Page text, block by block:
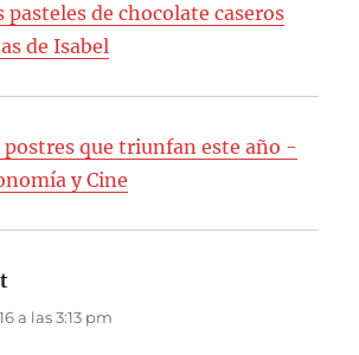
pasteles de chocolate caseros
de Isabel
postres que triunfan este año -
y Cine
a las 3:13 pm